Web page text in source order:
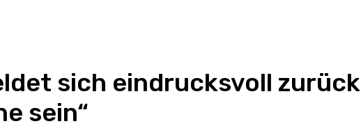
sich eindrucksvoll zurück
sein“